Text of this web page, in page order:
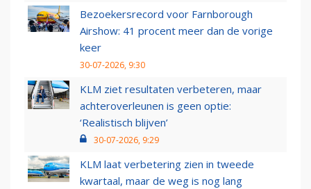
Bezoekersrecord voor Farnborough
Airshow: 41 procent meer dan de vorige
keer
30-07-2026, 9:30
KLM ziet resultaten verbeteren, maar
achteroverleunen is geen optie:
‘Realistisch blijven’
30-07-2026, 9:29
KLM laat verbetering zien in tweede
kwartaal, maar de weg is nog lang